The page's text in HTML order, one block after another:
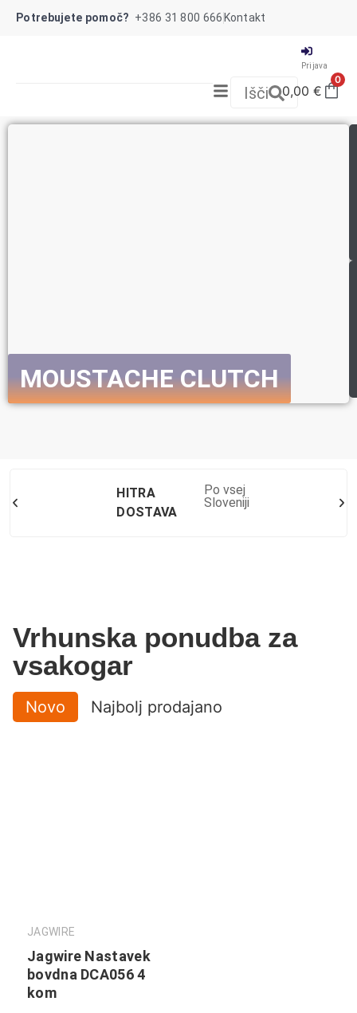
Potrebujete pomoč? +386 31 800 666 Kontakt
Prijava
Išči
0
0,00 €
MOUSTACHE CLUTCH
HITRA
DOSTAVA
Po vsej
Sloveniji
Vrhunska ponudba za
vsakogar
Novo Najbolj prodajano
JAGWIRE
Jagwire Nastavek
bovdna DCA056 4
kom